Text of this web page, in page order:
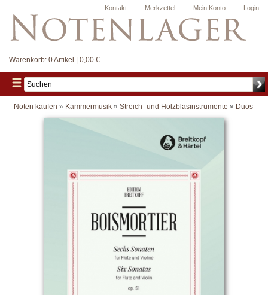
Login
Mein Konto
Merkzettel
Kontakt
Warenkorb: 0 Artikel | 0,00 €
Noten kaufen » Kammermusik » Streich- und Holzblasinstrumente » Duos